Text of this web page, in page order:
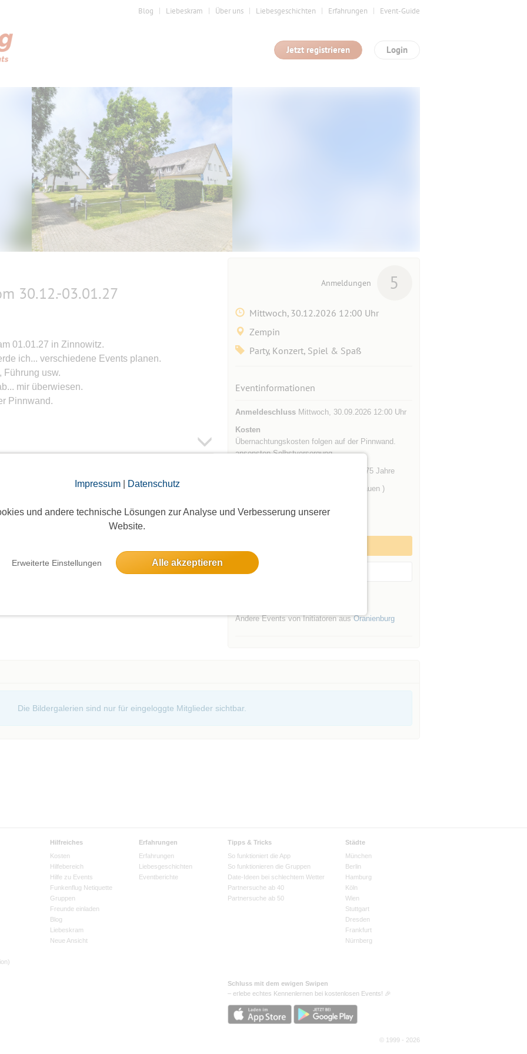
Impressum| Datenschutz
und andere technische Lösungen zur Analyse und Verbesserung unserer
Website.
Erweiterte Einstellungen Alle akzeptieren
Blog Liebeskram Über uns Liebesgeschichten Erfahrungen Event-Guide
Login
Jetzt registrieren
30.12.-03.01.27
01.01.27 in Zinnowitz.
ich... verschiedene Events planen.
Führung usw.
mir überwiesen.
Pinnwand.
Mitglieder sichtbar. Log dich ein oder melde dich
Teilnehmer zu sehen!
Anmeldungen 5
Mittwoch, 30.12.2026 12:00 Uhr
Zempin
Party, Konzert, Spiel & Spaß
Eventinformationen
AnmeldeschlussMittwoch, 30.09.2026 12:00 Uhr
Kosten
Übernachtungskosten folgen auf der Pinnwand.
ansonsten Selbstversorgung
ab 53 Jahre bis 75 Jahre
5 (keine Männer und 5 Frauen )
Max. Teilnehmer
Andere Events von Initiatoren ausOranienburg
Die Bildergalerien sind nur für eingeloggte Mitglieder sichtbar.
Hilfreiches
Kosten
Hilfebereich
Hilfe zu Events
Funkenflug Netiquette
Gruppen
Freunde einladen
Blog
Liebeskram
Neue Ansicht
Erfahrungen
Erfahrungen
Liebesgeschichten
Eventberichte
Tipps & Tricks
So funktioniert die App
So funktionieren die Gruppen
Date-Ideen bei schlechtem Wetter
Partnersuche ab 40
Partnersuche ab 50
Städte
München
Berlin
Hamburg
Köln
Wien
Stuttgart
Dresden
Frankfurt
Nürnberg
Schluss mit dem ewigen Swipen
– erlebe echtes Kennenlernen bei kostenlosen Events! 🎉
© 1999 - 2026